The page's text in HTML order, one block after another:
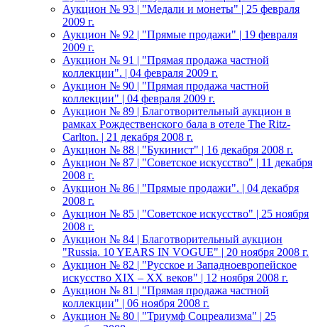
Аукцион № 93 | "Медали и монеты" | 25 февраля
2009 г.
Аукцион № 92 | "Прямые продажи" | 19 февраля
2009 г.
Аукцион № 91 | "Прямая продажа частной
коллекции". | 04 февраля 2009 г.
Аукцион № 90 | "Прямая продажа частной
коллекции" | 04 февраля 2009 г.
Аукцион № 89 | Благотворительный аукцион в
рамках Рождественского бала в отеле The Ritz-
Carlton. | 21 декабря 2008 г.
Аукцион № 88 | "Букинист" | 16 декабря 2008 г.
Аукцион № 87 | "Советское искусство" | 11 декабря
2008 г.
Аукцион № 86 | "Прямые продажи". | 04 декабря
2008 г.
Аукцион № 85 | "Советское искусство" | 25 ноября
2008 г.
Аукцион № 84 | Благотворительный аукцион
"Russia. 10 YEARS IN VOGUE" | 20 ноября 2008 г.
Аукцион № 82 | "Русское и Западноевропейское
искусство XIX – ХХ веков" | 12 ноября 2008 г.
Аукцион № 81 | "Прямая продажа частной
коллекции" | 06 ноября 2008 г.
Аукцион № 80 | "Триумф Соцреализма" | 25